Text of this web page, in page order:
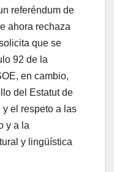
referéndum de
ahora rechaza
que se
92 de la
en cambio,
del Estatut de
el respeto a las
y a la
y lingüística